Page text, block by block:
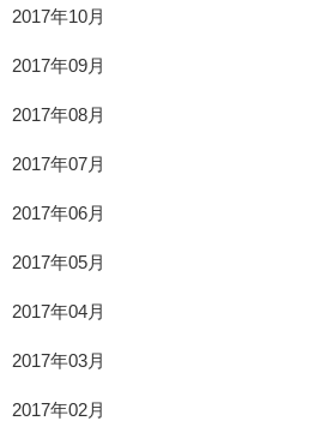
2017年10月
2017年09月
2017年08月
2017年07月
2017年06月
2017年05月
2017年04月
2017年03月
2017年02月